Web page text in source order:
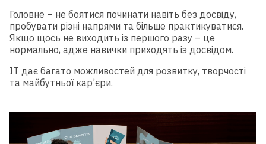
Головне – не боятися починати навіть без досвіду,
пробувати різні напрями та більше практикуватися.
Якщо щось не виходить із першого разу – це
нормально, адже навички приходять із досвідом.
IT дає багато можливостей для розвитку, творчості
та майбутньої кар’єри.